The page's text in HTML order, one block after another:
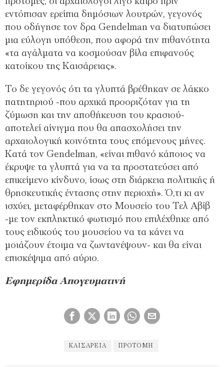
εντόπισαν ερείπια δημόσιων λουτρών, γεγονός
που οδήγησε τον δρα Gendelman να διατυπώσει
μια εύλογη υπόθεση, που αφορά την πιθανότητα
«τα αγάλματα να κοσμούσαν βίλα επιφανούς
κατοίκου της Καισάρειας».
Το δε γεγονός ότι τα γλυπτά βρέθηκαν σε λάκκο
πατητηριού -που αρχικά προοριζόταν για τη
ζύμωση και την αποθήκευση του κρασιού-
αποτελεί αίνιγμα που θα απασχολήσει την
αρχαιολογική κοινότητα τους επόμενους μήνες.
Κατά τον Gendelman, «είναι πιθανό κάποιος να
έκρυψε τα γλυπτά για να τα προστατεύσει από
επικείμενο κίνδυνο, ίσως στη διάρκεια πολιτικής ή
θρησκευτικής έντασης στην περιοχή». Ό,τι κι αν
ισχύει, μεταφέρθηκαν στο Μουσείο του Τελ Αβίβ
-με τον εκπληκτικό φωτισμό που επιλέχθηκε από
τους ειδικούς του μουσείου να τα κάνει να
μοιάζουν έτοιμα να ζωντανέψουν- και θα είναι
επισκέψιμα από αύριο.
Εφημερίδα Απογευματινή
ΚΑΙΣΆΡΕΙΑ ΠΡΟΤΟΜΉ